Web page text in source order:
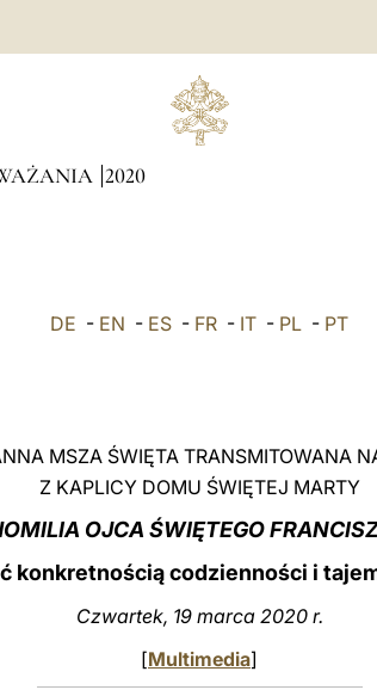
2020
DE - EN - ES - FR - IT - PL - PT
MSZA ŚWIĘTA TRANSMITOWANA
Z KAPLICY DOMU ŚWIĘTEJ MARTY
OJCA ŚWIĘTEGO
konkretnością codzienności i
Czwartek, 19 marca 2020 r.
[Multimedia]